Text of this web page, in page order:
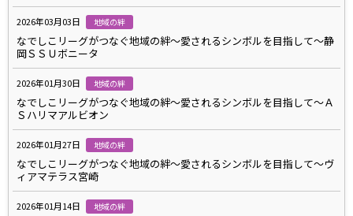
2026年03月03日 地域の絆
なでしこリーグがつなぐ地域の絆～愛されるシンボルを目指して～静
岡ＳＳＵボニータ
2026年01月30日 地域の絆
なでしこリーグがつなぐ地域の絆～愛されるシンボルを目指して～Ａ
Ｓハリマアルビオン
2026年01月27日 地域の絆
なでしこリーグがつなぐ地域の絆～愛されるシンボルを目指して～ヴ
ィアマテラス宮崎
2026年01月14日 地域の絆